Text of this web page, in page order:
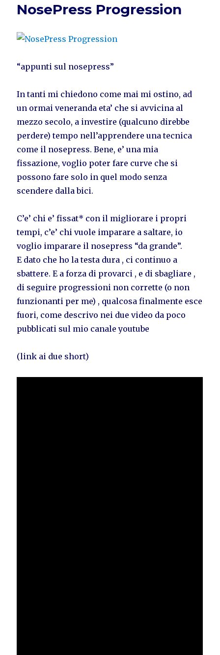
NosePress Progression
“appunti sul nosepress”
In tanti mi chiedono come mai mi ostino, ad
un ormai veneranda eta’ che si avvicina al
mezzo secolo, a investire (qualcuno direbbe
perdere) tempo nell’apprendere una tecnica
come il nosepress. Bene, e’ una mia
fissazione, voglio poter fare curve che si
possono fare solo in quel modo senza
scendere dalla bici.
C’e’ chi e’ fissat* con il migliorare i propri
tempi, c’e’ chi vuole imparare a saltare, io
voglio imparare il nosepress “da grande”.
E dato che ho la testa dura , ci continuo a
sbattere. E a forza di provarci , e di sbagliare ,
di seguire progressioni non corrette (o non
funzionanti per me) , qualcosa finalmente esce
fuori, come descrivo nei due video da poco
pubblicati sul mio canale youtube
(link ai due short)